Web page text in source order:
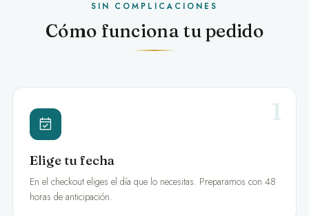
SIN COMPLICACIONES
Cómo funciona tu pedido
1
Elige tu fecha
En el checkout eliges el día que lo necesitas. Preparamos con 48
horas de anticipación.